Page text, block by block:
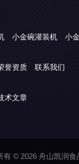
小金碗灌装机 小
誉资质 联系我们
术文章
有 © 2026 舟山凯润